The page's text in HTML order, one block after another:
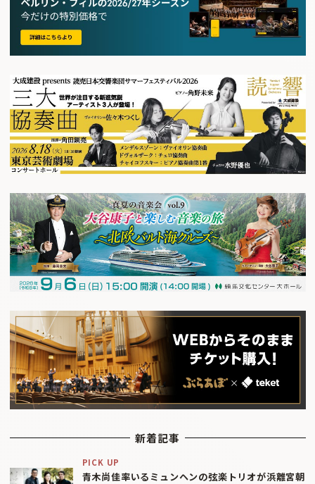
新着記事
PICK UP
青木尚佳率いるミュンヘンの弦楽トリオが浜離宮朝